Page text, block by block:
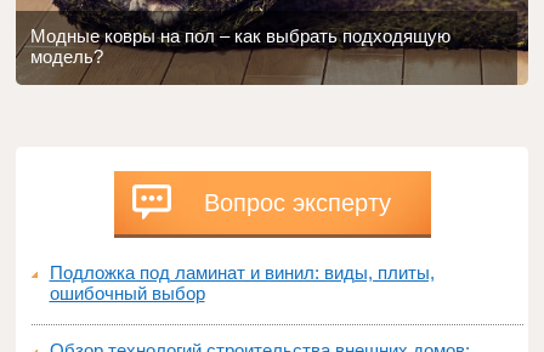
Модные ковры на пол – как выбрать подходящую
модель?
Вопрос эксперту
Подложка под ламинат и винил: виды, плиты,
ошибочный выбор